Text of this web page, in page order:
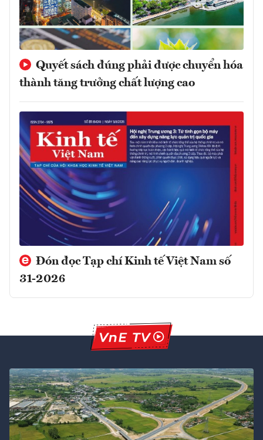
Quyết sách đúng phải được chuyển hóa
thành tăng trưởng chất lượng cao
Đón đọc Tạp chí Kinh tế Việt Nam số
31-2026